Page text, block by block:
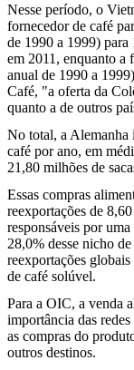
Nesse período, o
fornecedor de café
de 1990 a 1999)
em 2011, enquanto a
anual de 1990 a
Café, "a oferta da
quanto a de outros
No total, a Alemanha
café por ano, em
21,80 milhões de
Essas compras
reexportações de
responsáveis por
28,0% desse nicho
reexportações
de café solúvel.
Para a OIC, a venda
importância das
as compras do
outros destinos.